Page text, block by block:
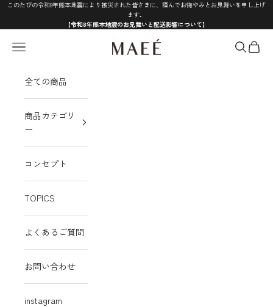
コンテンツへスキップ
このたびの令和8年熊本地震により被災された皆さまに、謹んでお悔やみとお見舞いを申し上げ
ます。
【令和8年熊本地震のお見舞いと配送影響について】
MAEÉ
メニュー 検索カート
全ての商品
商品カテゴリ
ー
コンセプト
TOPICS
よくあるご質問
お問い合わせ
instagram